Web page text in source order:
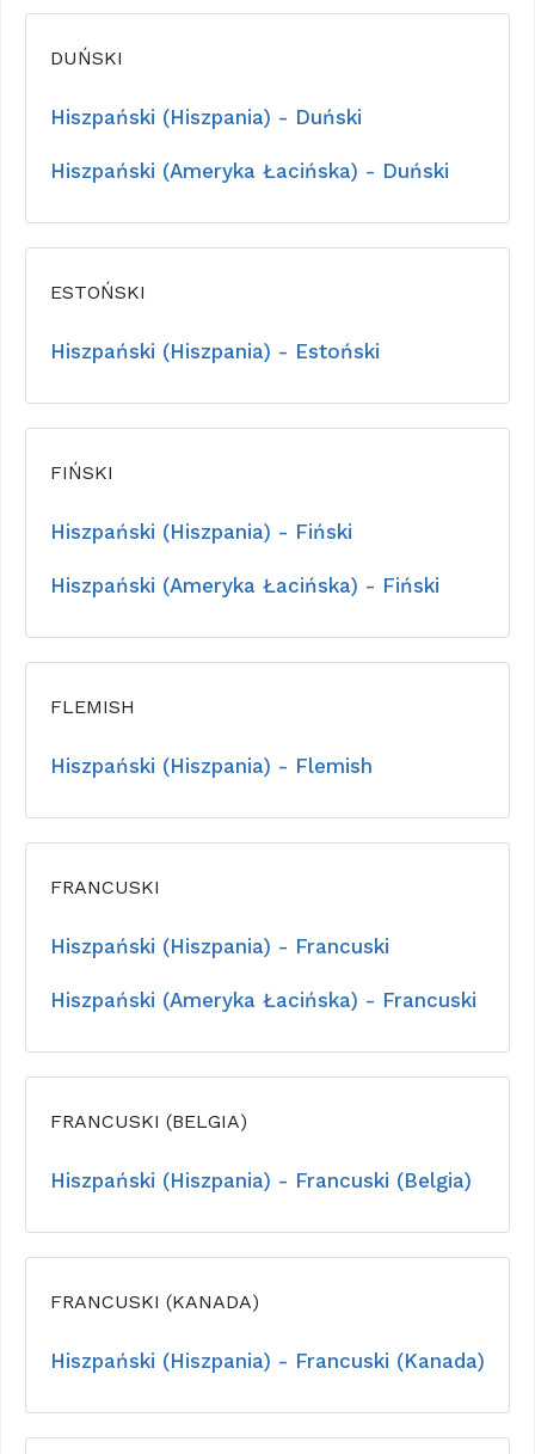
DUŃSKI
Hiszpański (Hiszpania) - Duński
Hiszpański (Ameryka Łacińska) - Duński
ESTOŃSKI
Hiszpański (Hiszpania) - Estoński
FIŃSKI
Hiszpański (Hiszpania) - Fiński
Hiszpański (Ameryka Łacińska) - Fiński
FLEMISH
Hiszpański (Hiszpania) - Flemish
FRANCUSKI
Hiszpański (Hiszpania) - Francuski
Hiszpański (Ameryka Łacińska) - Francuski
FRANCUSKI (BELGIA)
Hiszpański (Hiszpania) - Francuski (Belgia)
FRANCUSKI (KANADA)
Hiszpański (Hiszpania) - Francuski (Kanada)